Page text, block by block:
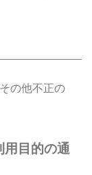
の他不正の
目的の通